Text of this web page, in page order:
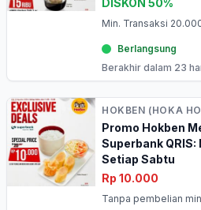
DISKON 50%
Min. Transaksi
Berlangsung
Berakhir dalam 23
HOKBEN (HOKA
Promo Hokben
Superbank QRIS:
Setiap Sabtu
Rp 10.000
Tanpa pembelian